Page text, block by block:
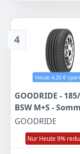
4
Heute 4,20 €
GOODRIDE -
BSW M+S -
GOODRIDE
Nur Heute 9%